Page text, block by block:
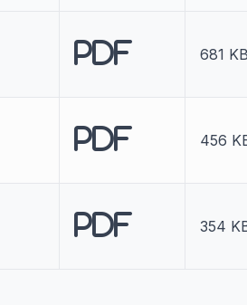
PDF 681
PDF 456
PDF 354